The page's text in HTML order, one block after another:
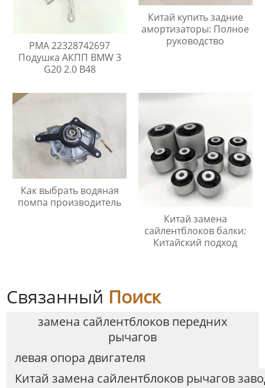
PMA 22328742697
Подушка АКПП BMW 3
G20 2.0 B48
Китай купить задние
амортизаторы: Полное
руководство
Как выбрать водяная
помпа производитель
Китай замена
сайлентблоков балки:
Китайский подход
Связанный Поиск
замена сайлентблоков передних
рычагов
левая опора двигателя
Китай замена сайлентблоков рычагов